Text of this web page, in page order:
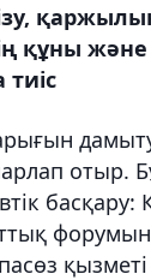
қаржылық
құны
отыр.